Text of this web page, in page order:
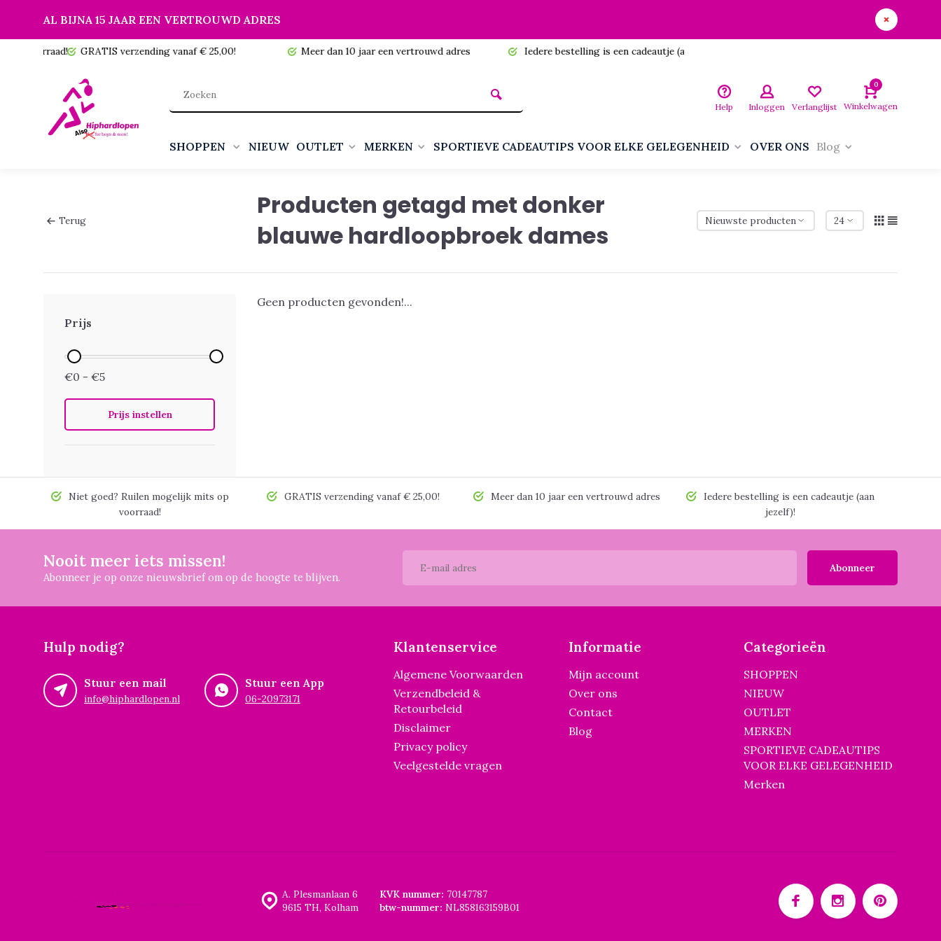
AL BIJNA 15 JAAR EEN VERTROUWD ADRES
GRATIS verzending vanaf € 25,00! Meer dan 10 jaar een vertrouwd adres Iedere bestelling is een cadeautje (aan jezelf)!
Help Inloggen Verlanglijst
0
Winkelwagen
SHOPPEN NIEUW OUTLET MERKEN SPORTIEVE CADEAUTIPS VOOR ELKE GELEGENHEID OVER ONS Blog
Terug
Producten getagd met donker
blauwe hardloopbroek dames
Prijs
€0 - €5
Prijs instellen
Geen producten gevonden!...
Niet goed? Ruilen mogelijk mits op
voorraad!
GRATIS verzending vanaf € 25,00! Meer dan 10 jaar een vertrouwd adres
Iedere bestelling is een cadeautje (aan
jezelf)!
Nooit meer iets missen!
Abonneer je op onze nieuwsbrief om op de hoogte te blijven.
Abonneer
Hulp nodig?
Stuur een mail
info@hiphardlopen.nl
Stuur een App
06-20973171
Klantenservice
Algemene Voorwaarden
Verzendbeleid &
Retourbeleid
Disclaimer
Privacy policy
Veelgestelde vragen
Informatie
Mijn account
Over ons
Contact
Blog
Categorieën
SHOPPEN
NIEUW
OUTLET
MERKEN
SPORTIEVE CADEAUTIPS
VOOR ELKE GELEGENHEID
Merken
A. Plesmanlaan 6
9615 TH, Kolham
KVK nummer: 70147787
btw-nummer: NL858163159B01